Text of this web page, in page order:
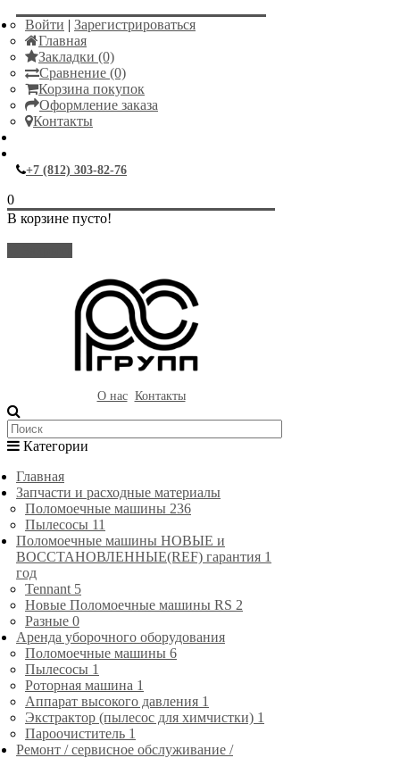
Войти | Зарегистрироваться
Главная
Закладки (0)
Сравнение (0)
Корзина покупок
Оформление заказа
Контакты
+7 (812) 303-82-76
0
В корзине пусто!
О нас Контакты
Категории
Главная
Запчасти и расходные материалы
Поломоечные машины 236
Пылесосы 11
Поломоечные машины НОВЫЕ и
ВОССТАНОВЛЕННЫЕ(REF) гарантия 1
год
Tennant 5
Новые Поломоечные машины RS 2
Разные 0
Аренда уборочного оборудования
Поломоечные машины 6
Пылесосы 1
Роторная машина 1
Аппарат высокого давления 1
Экстрактор (пылесос для химчистки) 1
Пароочиститель 1
Ремонт / сервисное обслуживание /